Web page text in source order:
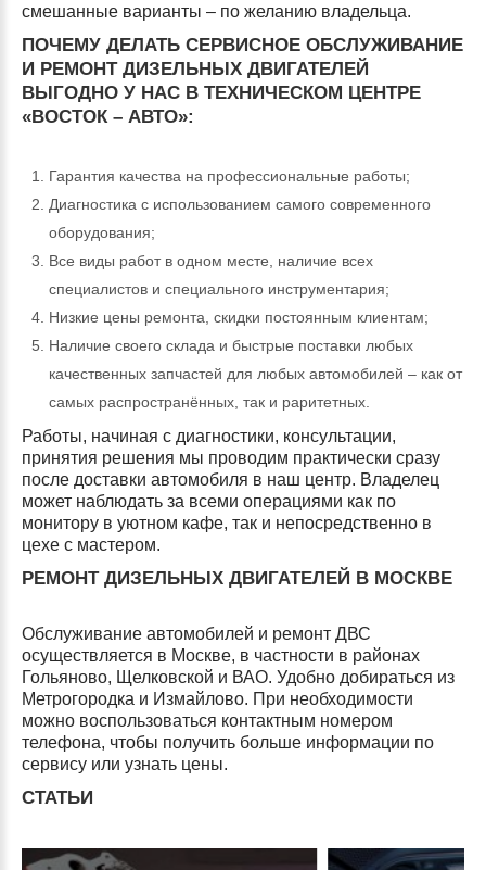
смешанные варианты – по желанию владельца.
ПОЧЕМУ ДЕЛАТЬ СЕРВИСНОЕ ОБСЛУЖИВАНИЕ
И РЕМОНТ ДИЗЕЛЬНЫХ ДВИГАТЕЛЕЙ
ВЫГОДНО У НАС В ТЕХНИЧЕСКОМ ЦЕНТРЕ
«ВОСТОК – АВТО»:
Гарантия качества на профессиональные работы;
Диагностика с использованием самого современного
оборудования;
Все виды работ в одном месте, наличие всех
специалистов и специального инструментария;
Низкие цены ремонта, скидки постоянным клиентам;
Наличие своего склада и быстрые поставки любых
качественных запчастей для любых автомобилей – как от
самых распространённых, так и раритетных.
Работы, начиная с диагностики, консультации,
принятия решения мы проводим практически сразу
после доставки автомобиля в наш центр. Владелец
может наблюдать за всеми операциями как по
монитору в уютном кафе, так и непосредственно в
цехе с мастером.
РЕМОНТ ДИЗЕЛЬНЫХ ДВИГАТЕЛЕЙ В МОСКВЕ
Обслуживание автомобилей и ремонт ДВС
осуществляется в Москве, в частности в районах
Гольяново, Щелковской и ВАО. Удобно добираться из
Метрогородка и Измайлово. При необходимости
можно воспользоваться контактным номером
телефона, чтобы получить больше информации по
сервису или узнать цены.
СТАТЬИ